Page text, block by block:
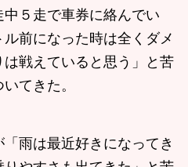
５走で車券に絡んでい
前になった時は全くダメ
戦えていると思う」と苦
てきた。
雨は最近好きになってき